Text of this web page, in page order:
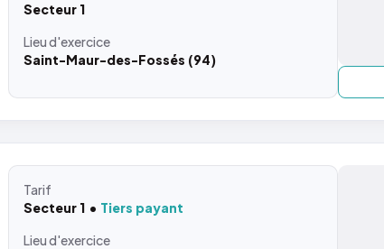
Secteur 1
Lieud'exercice
Saint-Maur-des-Fossés (94)
Tarif
Secteur 1
Tiers payant
Lieud'exercice